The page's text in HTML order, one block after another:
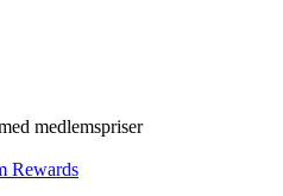
medlemspriser
Rewards